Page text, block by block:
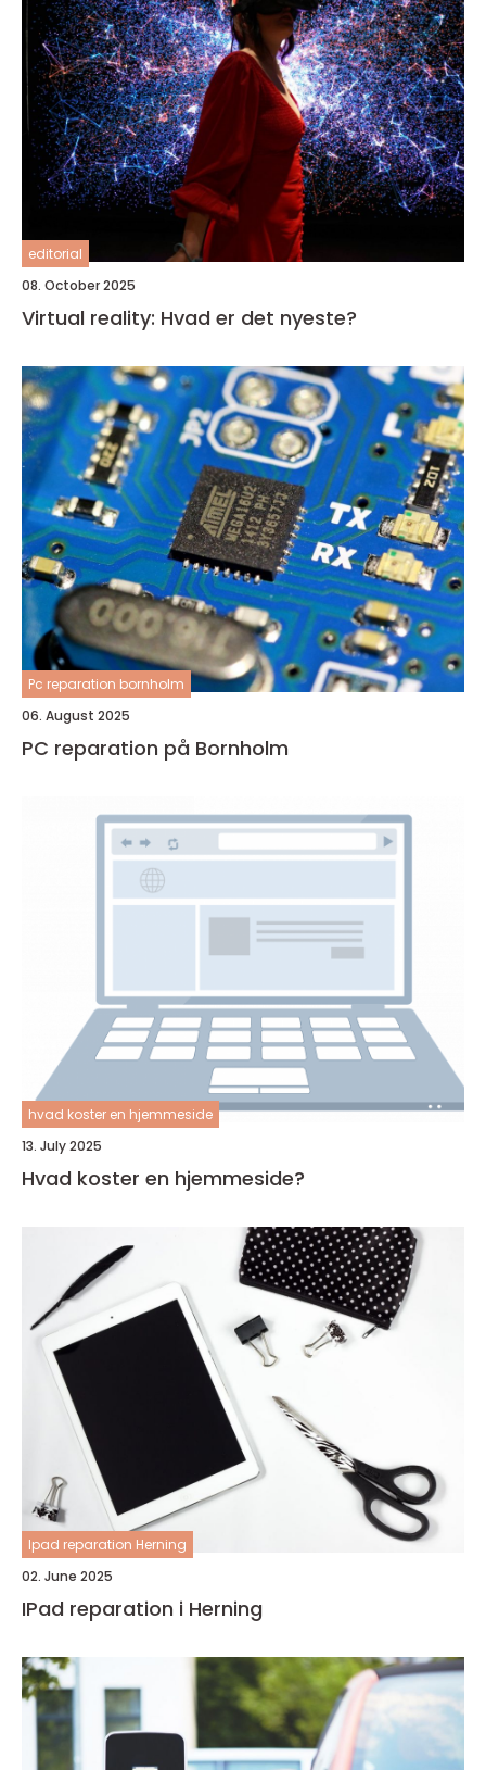
editorial
08. October 2025
Virtual reality: Hvad er det nyeste?
Pc reparation bornholm
06. August 2025
PC reparation på Bornholm
hvad koster en hjemmeside
13. July 2025
Hvad koster en hjemmeside?
Ipad reparation Herning
02. June 2025
IPad reparation i Herning